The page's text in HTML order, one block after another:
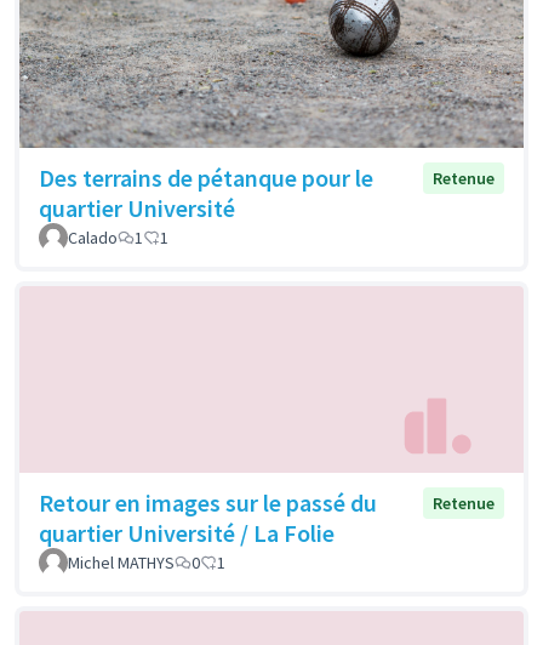
Des terrains de pétanque pour le
quartier Université
Retenue
Calado 1 1
Retour en images sur le passé du
quartier Université / La Folie
Retenue
Michel MATHYS 0 1